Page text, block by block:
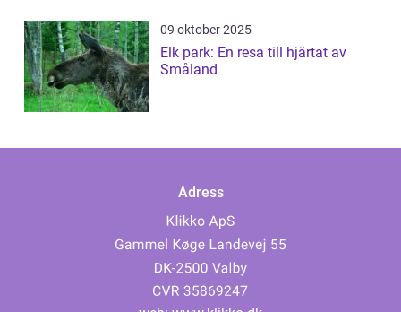
09 oktober 2025
Elk park: En resa till hjärtat av
Småland
Adress